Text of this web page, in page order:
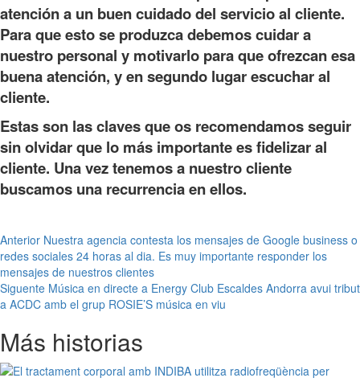
atención a un buen cuidado del servicio al cliente.
Para que esto se produzca debemos cuidar a
nuestro personal y motivarlo para que ofrezcan esa
buena atención, y en segundo lugar escuchar al
cliente.
Estas son las claves que os recomendamos seguir
sin olvidar que lo más importante es fidelizar al
cliente. Una vez tenemos a nuestro cliente
buscamos una recurrencia en ellos.
Navegación
de
entradas
Anterior Nuestra agencia contesta los mensajes de Google business o
redes sociales 24 horas al dia. Es muy importante responder los
mensajes de nuestros clientes
Siguente Música en directe a Energy Club Escaldes Andorra avui tribut
a ACDC amb el grup ROSIE’S música en viu
Más historias